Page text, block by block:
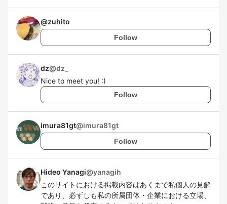
@zuhito
Follow
dz@dz_
Nice to meet you! :)
Follow
imura81gt@imura81gt
Follow
Hideo Yanagi@yanagih
このサイトにおける掲載内容はあくまで私個人の見解
であり、必ずしも私の所属団体・企業における立場、